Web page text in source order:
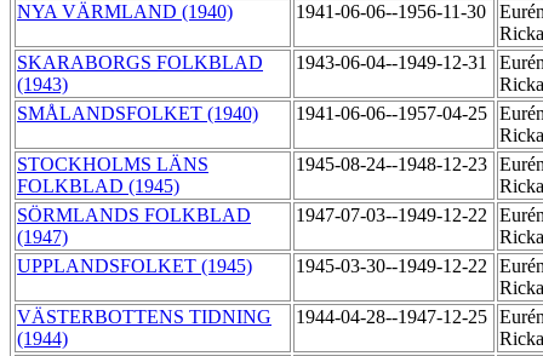
NYA VÄRMLAND (1940)
1941-06-06--1956-11-30
SKARABORGS FOLKBLAD
(1943)
1943-06-04--1949-12-31
SMÅLANDSFOLKET (1940)
1941-06-06--1957-04-25
STOCKHOLMS LÄNS
FOLKBLAD (1945)
1945-08-24--1948-12-23
SÖRMLANDS FOLKBLAD
(1947)
1947-07-03--1949-12-22
UPPLANDSFOLKET (1945)
1945-03-30--1949-12-22
VÄSTERBOTTENS TIDNING
(1944)
1944-04-28--1947-12-25